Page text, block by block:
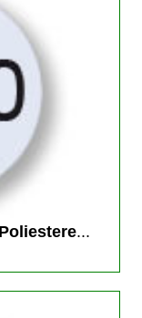
...